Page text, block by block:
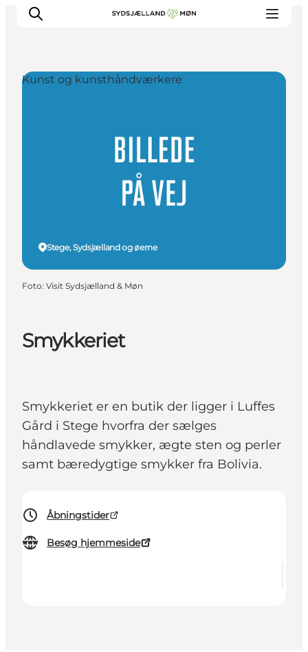
Byer og steder
Smykkeriet
Smykkeriet er en butik der ligger i Luffes
Gård i Stege hvorfra der sælges
håndlavede smykker, ægte sten og perler
samt bæredygtige smykker fra Bolivia.
Åbningstider
Besøg hjemmeside
Stege, Sydsjælland og øerne
Kunst og kunsthåndværkere
Foto: Visit Sydsjælland & Møn